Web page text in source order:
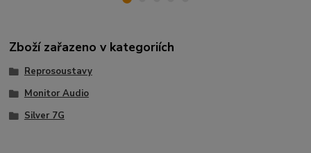
Zboží zařazeno v kategoriích
Reprosoustavy
Monitor Audio
Silver 7G